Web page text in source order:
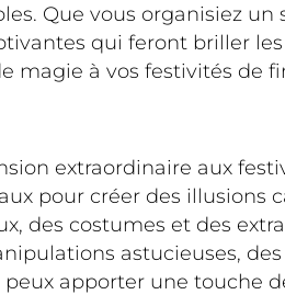
Que vous organisiez
qui feront briller
à vos festivités de
extraordinaire aux
pour créer des illusions
des costumes et des
astucieuses,
apporter une touche